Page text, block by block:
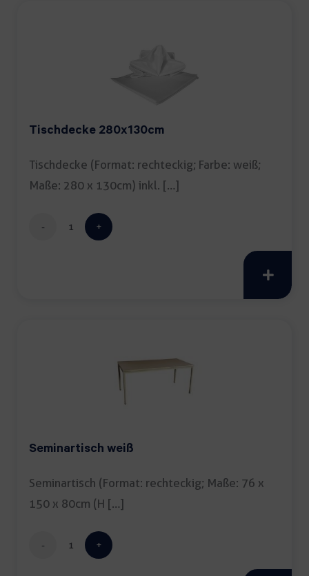
Tischdecke 280x130cm
Tischdecke (Format: rechteckig; Farbe: weiß;
Maße: 280 x 130cm) inkl. […]
Tischdecke
Seminartisch weiß
Seminartisch (Format: rechteckig; Maße: 76 x
150 x 80cm (H […]
Seminartisch